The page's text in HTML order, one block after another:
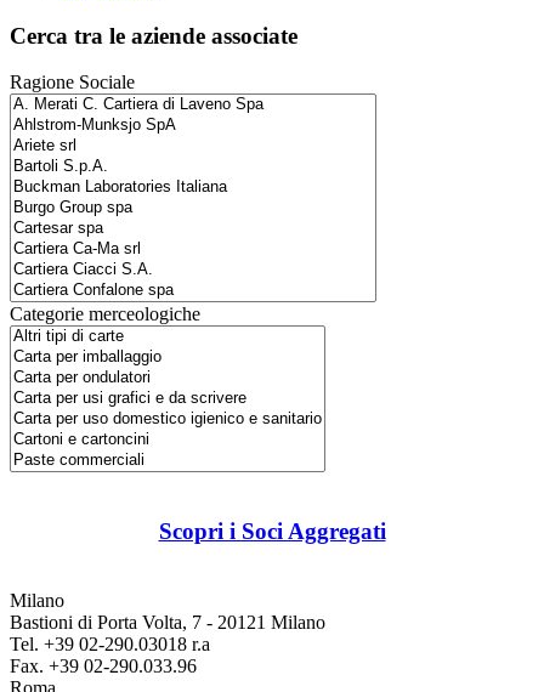
Cerca tra le aziende associate
Ragione Sociale
Categorie merceologiche
Scopri i Soci Aggregati
Milano
Bastioni di Porta Volta, 7 - 20121 Milano
Tel. +39 02-290.03018 r.a
Fax. +39 02-290.033.96
Roma